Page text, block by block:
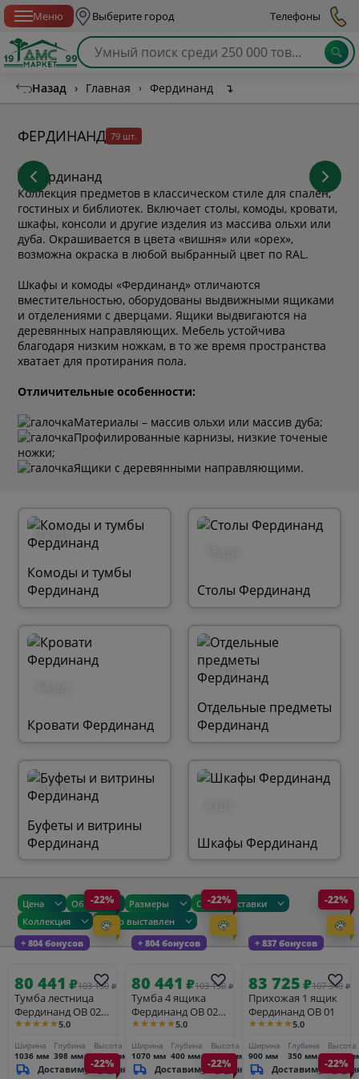
Меню Выберите город Телефоны
Назад › Главная › Фердинанд ↴
ФЕРДИНАНД 79 шт.
Коллекция предметов в классическом стиле для спален,
гостиных и библиотек. Включает столы, комоды, кровати,
шкафы, консоли и другие изделия из массива ольхи или
дуба. Окрашивается в цвета «вишня» или «орех»,
возможна окраска в любой выбранный цвет по RAL.
Шкафы и комоды «Фердинанд» отличаются
вместительностью, оборудованы выдвижными ящиками
и отделениями с дверцами. Ящики выдвигаются на
деревянных направляющих. Мебель устойчива
благодаря низким ножкам, в то же время пространства
хватает для протирания пола.
Отличительные особенности:
Материалы – массив ольхи или массив дуба;
Профилированные карнизы, низкие точеные
ножки;
Ящики с деревянными направляющими.
27 шт.
Комоды и тумбы
Фердинанд
Столы Фердинанд
Кровати Фердинанд
11 шт.
Отдельные предметы
Фердинанд
10 шт.
Буфеты и витрины
Фердинанд
Шкафы Фердинанд
Цена Общие Размеры
Сроки доставки
Коллекция
Товар выставлен
+ 804 бонусов
-22%
80 441 ₽103 130 ₽
Тумба лестница
Фердинанд ОВ 02
(правая)
★★★★★5.0
Ширина
1036 мм
Глубина
398 мм
Высота
1115 мм
Доставим_за_3_дня
+ 804 бонусов
-22%
80 441 ₽103 130 ₽
Тумба 4 ящика
Фердинанд ОВ 02
(левая)
★★★★★5.0
Ширина
1070 мм
Глубина
400 мм
Высота
1100 мм
Доставим_за_3_дня
+ 837 бонусов
-22%
83 725₽107 340 ₽
Прихожая 1 ящик
Фердинанд ОВ 01
★★★★★5.0
Ширина
900 мм
Глубина
350 мм
Высота
1960
-22% -22% -22%